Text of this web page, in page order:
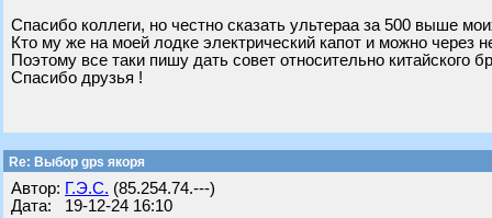
Спасибо коллеги, но честно сказать ультераа за 500 выше
Кто му же на моей лодке электрический капот и можно через
Поэтому все таки пишу дать совет относительно китайского
Спасибо друзья !
Re: Выбор gps якоря
Автор: Г.Э.С. (85.254.74.---)
Дата: 19-12-24 16:10